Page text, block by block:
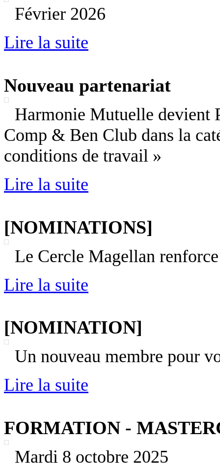
Février 2026
Lire la suite
Nouveau partenariat
Harmonie Mutuelle devient
Comp & Ben Club dans la
conditions de travail »
Lire la suite
[NOMINATIONS]
Le Cercle Magellan renforce
Lire la suite
[NOMINATION]
Un nouveau membre pour
Lire la suite
FORMATION -
Mardi 8 octobre 2025